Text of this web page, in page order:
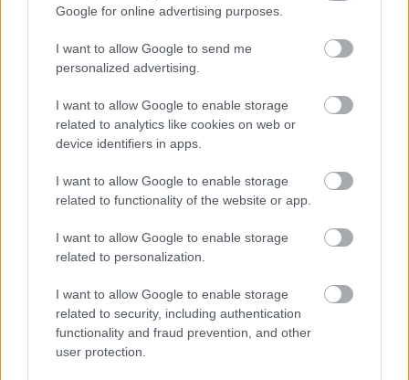
Google for online advertising purposes.
I want to allow Google to send me
personalized advertising.
I want to allow Google to enable storage
related to analytics like cookies on web or
device identifiers in apps.
I want to allow Google to enable storage
related to functionality of the website or app.
I want to allow Google to enable storage
related to personalization.
I want to allow Google to enable storage
related to security, including authentication
functionality and fraud prevention, and other
user protection.
Helyi hírek
A hőségben is védik a növényzetet Pakson
MAGYAR ÉPÍTŐK